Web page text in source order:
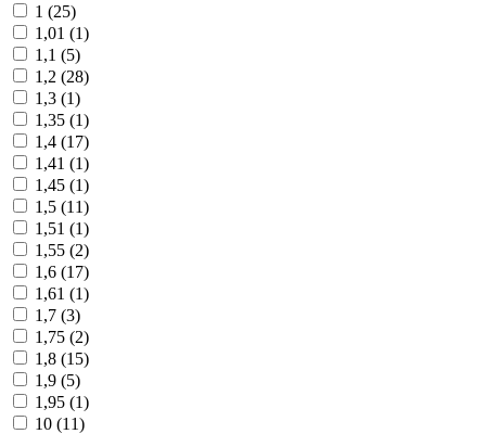
1 (25)
1,01 (1)
1,1 (5)
1,2 (28)
1,3 (1)
1,35 (1)
1,4 (17)
1,41 (1)
1,45 (1)
1,5 (11)
1,51 (1)
1,55 (2)
1,6 (17)
1,61 (1)
1,7 (3)
1,75 (2)
1,8 (15)
1,9 (5)
1,95 (1)
10 (11)